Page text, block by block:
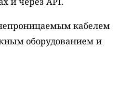
кабелем
оборудованием и